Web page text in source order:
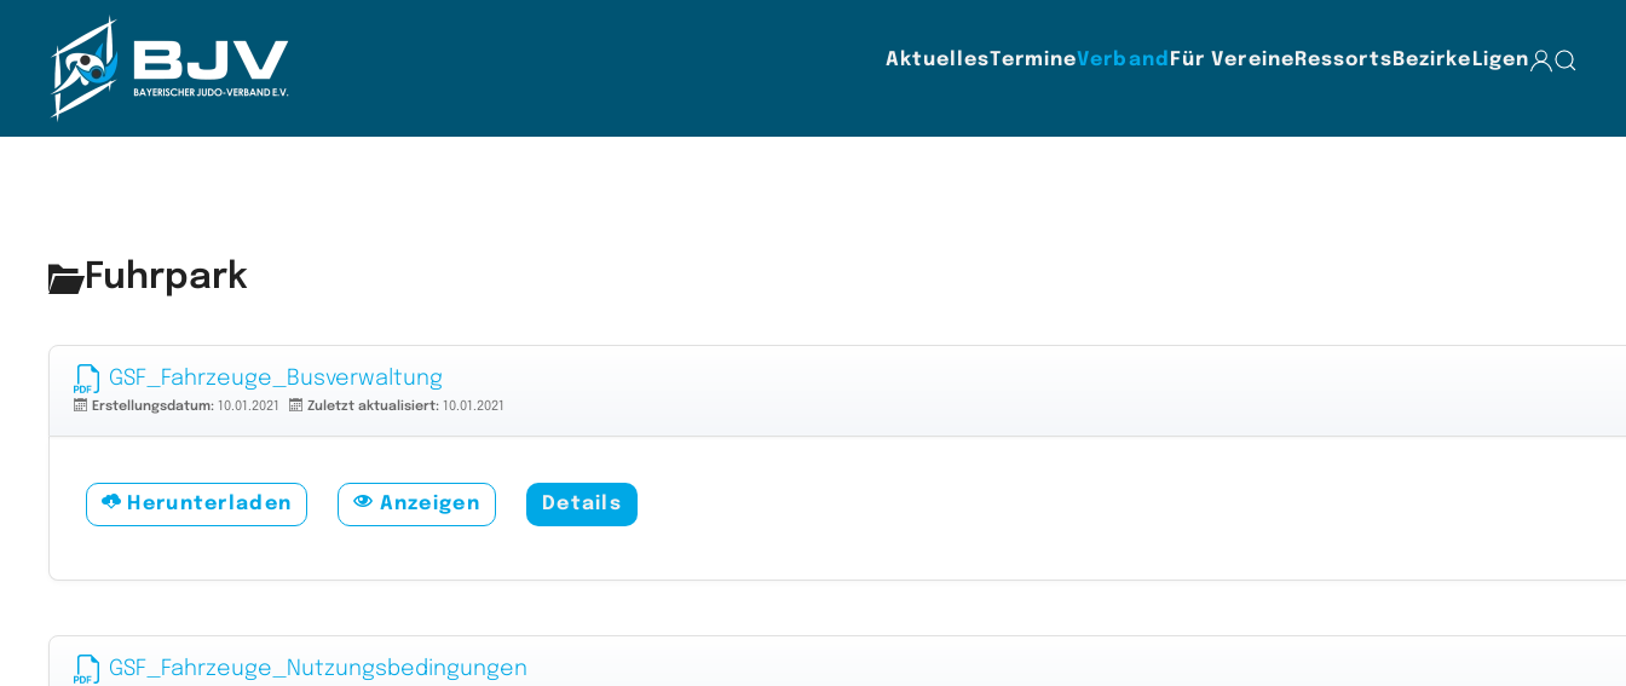
Zum Hauptinhalt springen AktuellesTermineVerband Für Vereine Ressorts Bezirke Ligen
Fuhrpark
GSF_Fahrzeuge_Busverwaltung
Erstellungsdatum: 10.01.2021 Zuletzt aktualisiert: 10.01.2021
Herunterladen Anzeigen Details
GSF_Fahrzeuge_Nutzungsbedingungen